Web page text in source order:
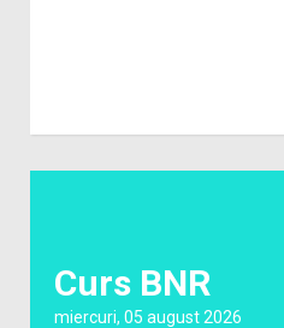
Curs BNR
miercuri, 05 august 2026